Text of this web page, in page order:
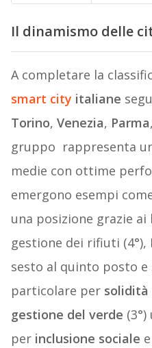
Il dinamismo delle
A completare la
smart city italiane
Torino, Venezia, Parma,
gruppo rappresenta
medie con ottime
emergono esempi
una posizione grazie
gestione dei rifiuti (4°),
sesto al quinto posto
particolare per solidità
gestione del verde
per inclusione sociale e